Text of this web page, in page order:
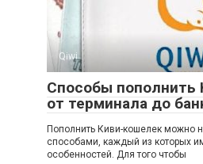
Qiwi
Способы пополнить
от терминала до
Пополнить Киви-кошелек можно
способами, каждый из которых
особенностей. Для того чтобы